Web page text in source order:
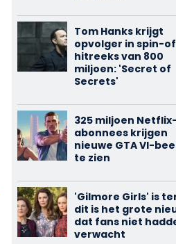
Tom Hanks krijgt
opvolger in spin-
hitreeks van 800
miljoen: 'Secret of
Secrets'
325 miljoen Netflix-
abonnees krijgen
nieuwe GTA VI-
te zien
'Gilmore Girls' is
dit is het grote
dat fans niet
verwacht